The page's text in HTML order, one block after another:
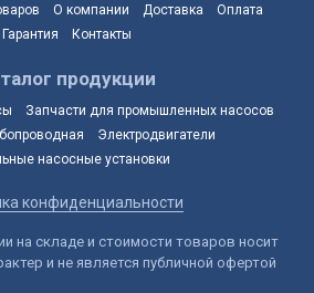
О компании Доставка
Оплата
Гарантия
Контакты
продукции
Запчасти для промышленных насосов
Электродвигатели
насосные установки
конфиденциальности
на складе и стоимости товаров носит
и не является публичной офертой